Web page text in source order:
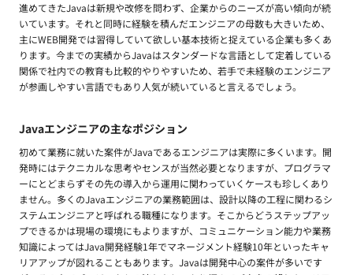
進めてきたJavaは新規や改修を問わず、企業からのニーズが高い傾向が続
いています。それと同時に経験を積んだエンジニアの母数も大きいため、
主にWEB開発では習得していて欲しい基本技術と捉えている企業も多くあ
ります。今までの実績からJavaはスタンダードな言語として定着している
関係で社内での教育も比較的やりやすいため、若手で未経験のエンジニア
が参画しやすい言語でもあり人気が続いていると言えるでしょう。
Javaエンジニアの主なポジション
初めて業務に就いた案件がJavaであるエンジニアは実際に多くいます。開
発時にはテクニカルな思考やセンスが当然必要となりますが、プログラマ
ーにとどまらずその先の導入から運用に関わっていくケースも珍しくあり
ません。多くのJavaエンジニアの業務範囲は、設計以降の工程に関わるシ
ステムエンジニアと呼ばれる職種になります。そこからどうステップアッ
プできるかは現場の環境にもよりますが、コミュニケーション能力や業務
知識によってはJava開発経験1年でマネージメント経験10年といったキャ
リアアップが図れることもあります。Javaは開発中心の案件が多いです